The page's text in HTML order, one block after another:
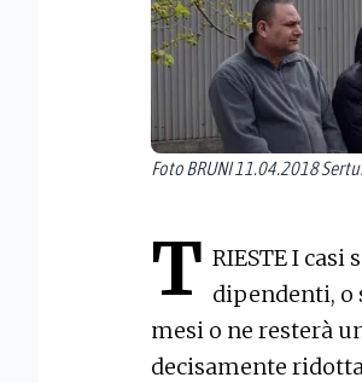
Foto BRUNI 11.04.2018
T RIESTE I
dipendenti, o
mesi o ne resterà
decisamente